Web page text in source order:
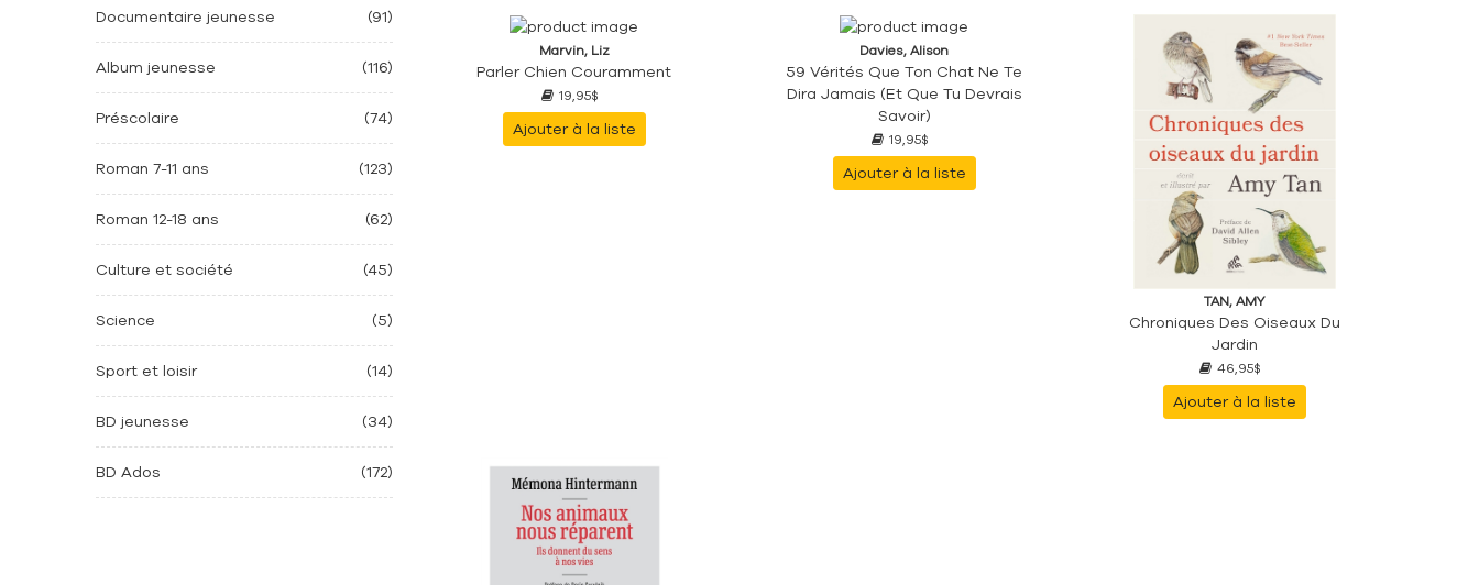
Documentaire jeunesse (91)
Album jeunesse (116)
Préscolaire (74)
Roman 7-11 ans (123)
Roman 12-18 ans (62)
Culture et société (45)
Science (5)
Sport et loisir (14)
BD jeunesse (34)
BD Ados (172)
Marvin, Liz
Parler Chien Couramment
19,95$
Ajouter à la liste
Davies, Alison
59 Vérités Que Ton Chat Ne Te
Dira Jamais (et Que Tu Devrais
Savoir)
19,95$
Ajouter à la liste
TAN, AMY
Chroniques Des Oiseaux Du
Jardin
46,95$
Ajouter à la liste